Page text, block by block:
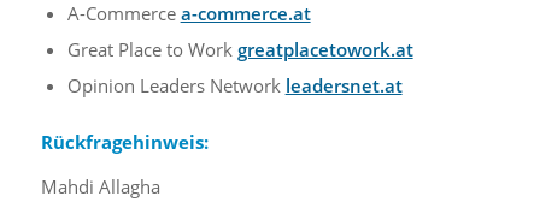
A-Commerce a-commerce.at
Great Place to Work greatplacetowork.at
Opinion Leaders Network leadersnet.at
Rückfragehinweis:
Mahdi Allagha